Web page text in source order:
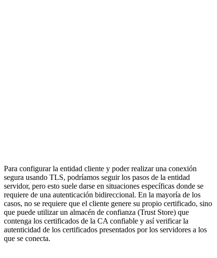
Para configurar la entidad cliente y poder realizar una conexión
segura usando TLS, podríamos seguir los pasos de la entidad
servidor, pero esto suele darse en situaciones específicas donde se
requiere de una autenticación bidireccional. En la mayoría de los
casos, no se requiere que el cliente genere su propio certificado, sino
que puede utilizar un almacén de confianza (Trust Store) que
contenga los certificados de la CA confiable y así verificar la
autenticidad de los certificados presentados por los servidores a los
que se conecta.